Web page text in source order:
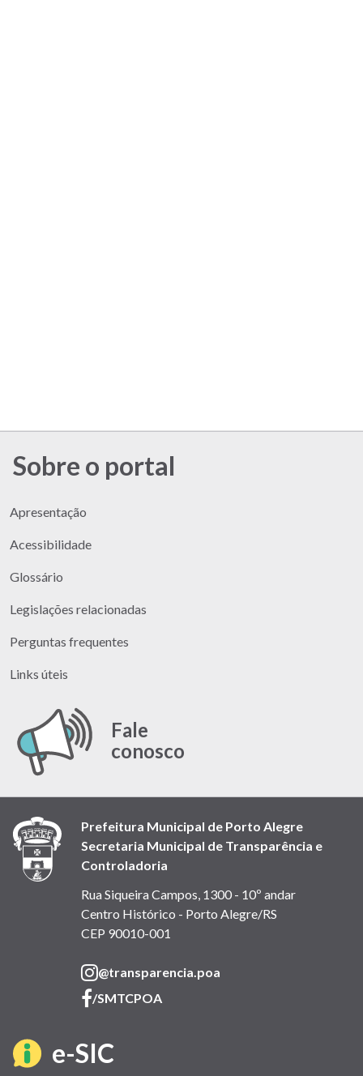
Sobre o portal
Apresentação
Acessibilidade
Glossário
Legislações relacionadas
Perguntas frequentes
Links úteis
Fale
conosco
Prefeitura Municipal de Porto Alegre
Secretaria Municipal de Transparência e
Controladoria
Rua Siqueira Campos, 1300 - 10º andar
Centro Histórico - Porto Alegre/RS
CEP 90010-001
@transparencia.poa
/SMTCPOA(link
e-SIC(link